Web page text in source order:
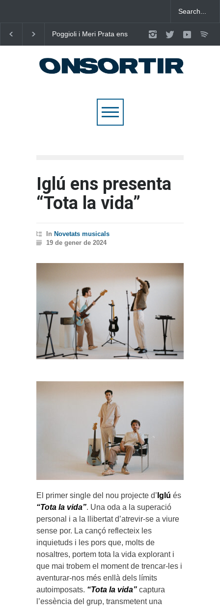
Poggioli i Meri Prata ens
NOSALTRES’
Joana Dark i Abril
transformen els ‘Cants
d’Estisorar’ en pop actual
Iglú ens presenta
“Tota la vida”
In Novetats musicals
19 de gener de 2024
El primer single del nou projecte d’ Iglú és
“Tota la vida”. Una oda a la superació
personal i a la llibertat d’atrevir-se a viure
sense por. La cançó reflecteix les
inquietuds i les pors que, molts de
nosaltres, portem tota la vida explorant i
que mai trobem el moment de trencar-les i
aventurar-nos més enllà dels límits
autoimposats. “Tota la vida” captura
l’essència del grup, transmetent una